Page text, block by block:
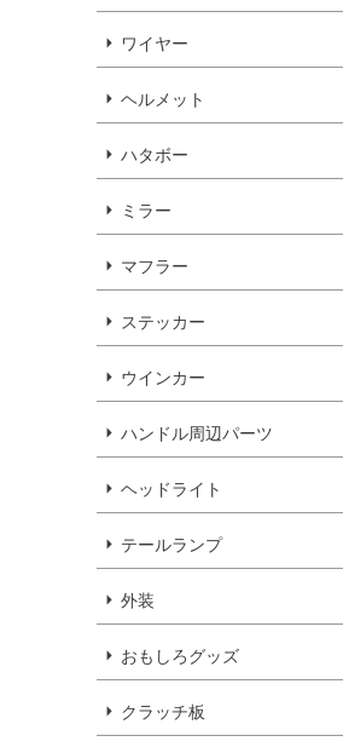
ワイヤー
ヘルメット
ハタボー
ミラー
マフラー
ステッカー
ウインカー
ハンドル周辺パーツ
ヘッドライト
テールランプ
外装
おもしろグッズ
クラッチ板